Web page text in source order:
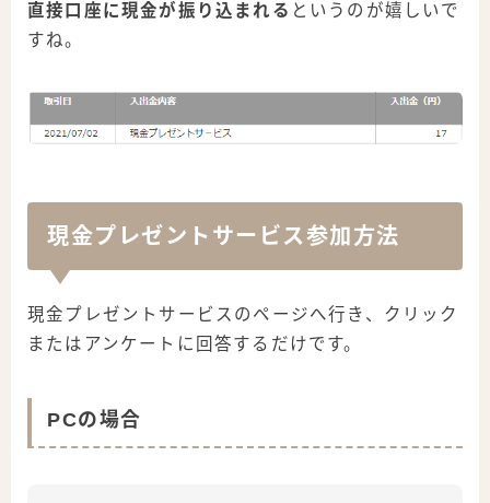
直接口座に現金が振り込まれる というのが嬉しいで
すね。
現金プレゼントサービス参加方法
現金プレゼントサービスのページへ行き、クリック
またはアンケートに回答するだけです。
PCの場合